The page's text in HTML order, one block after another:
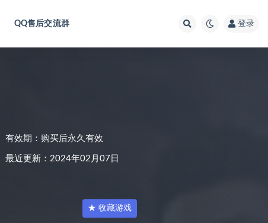
QQ售后交流群 登录
有效期：购买后永久有效
最近更新：2024年02月07日
★ 收藏游戏